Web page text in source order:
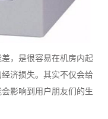
，是很容易在机房内起
济损失。其实不仅会给
影响到用户朋友们的生